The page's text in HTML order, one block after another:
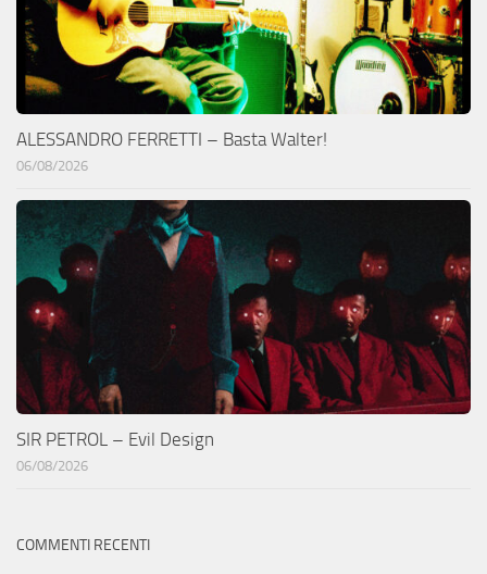
ALESSANDRO FERRETTI – Basta Walter!
06/08/2026
SIR PETROL – Evil Design
06/08/2026
COMMENTI RECENTI